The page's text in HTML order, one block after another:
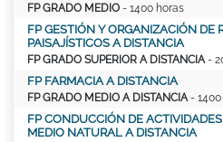
FP GRADO MEDIO - 1400 horas
FP GESTIÓN Y ORGANIZACIÓN DE
PAISAJÍSTICOS A DISTANCIA
FP GRADO SUPERIOR A DISTANCIA-
FP FARMACIA A DISTANCIA
FP GRADO MEDIO A DISTANCIA- 1400
FP CONDUCCIÓN DE
MEDIO NATURAL A DISTANCIA